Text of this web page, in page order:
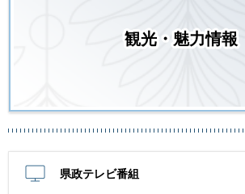
観光・魅力情報
県政テレビ番組